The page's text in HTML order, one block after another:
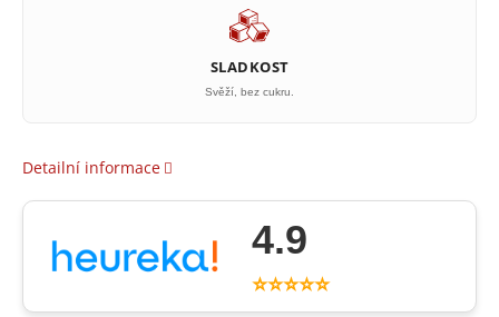
SLADKOST
Svěží, bez cukru.
Detailní informace
4.9
⭐⭐⭐⭐⭐